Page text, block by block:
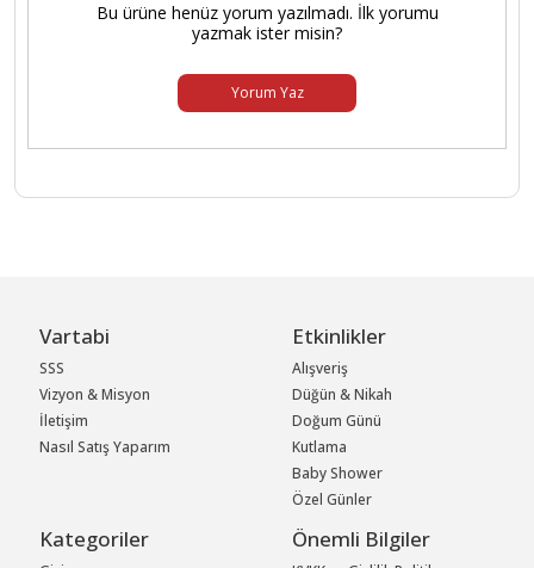
Bu ürüne henüz yorum yazılmadı. İlk yorumu
yazmak ister misin?
Yorum Yaz
Vartabi
SSS
Vizyon & Misyon
İletişim
Nasıl Satış Yaparım
Etkinlikler
Alışveriş
Düğün & Nikah
Doğum Günü
Kutlama
Baby Shower
Özel Günler
Kategoriler Önemli Bilgiler